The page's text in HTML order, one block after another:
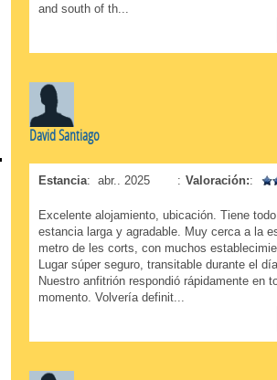
and south of th...
David Santiago
Estancia: abr.. 2025 : Valoración::
Excelente alojamiento, ubicación. Tiene
estancia larga y agradable. Muy cerca a la
metro de les corts, con muchos
Lugar súper seguro, transitable durante el
Nuestro anfitrión respondió rápidamente en
momento. Volvería definit...